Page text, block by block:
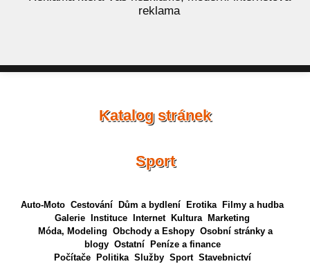
reklama
Katalog stránek
Sport
Auto-Moto Cestování Dům a bydlení Erotika
Filmy a hudba
Galerie
Instituce Internet Kultura
Marketing
Móda, Modeling Obchody a Eshopy Osobní stránky a
blogy Ostatní
Peníze a finance
Počítače
Politika Služby Sport Stavebnictví